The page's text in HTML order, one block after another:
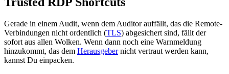
Gerade in einem Audit, wenn dem Auditor auffällt, das die Remote-
Verbindungen nicht ordentlich (TLS) abgesichert sind, fällt der
sofort aus allen Wolken. Wenn dann noch eine Warnmeldung
hinzukommt, das dem Herausgebernicht vertraut werden kann,
kannst Du einpacken.